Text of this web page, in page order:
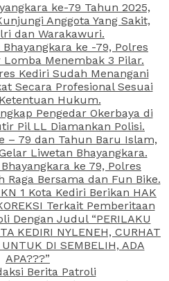
ke-79 Tahun 2025,
Anggota Yang Sakit,
dan Warakawuri.
ke -79, Polres
Lomba Menembak 3 Pilar.
Kediri Sudah Menangani
Secara Profesional Sesuai
Hukum.
Pengedar Okerbaya di
Pil LL Diamankan Polisi.
– 79 dan Tahun Baru Islam,
Liwetan Bhayangkara.
ke 79, Polres
Raga Bersama dan Fun Bike.
1 Kota Kediri Berikan HAK
Terkait Pemberitaan
Dengan Judul “PERILAKU
KEDIRI NYLENEH, CURHAT
DI SEMBELIH, ADA
APA???”
Berita Patroli